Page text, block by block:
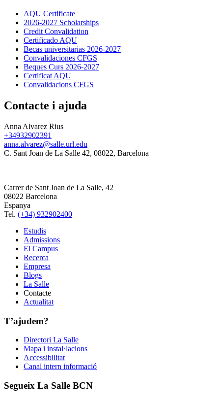
AQU Certificate
2026-2027 Scholarships
Credit Convalidation
Certificado AQU
Becas universitarias 2026-2027
Convalidaciones CFGS
Beques Curs 2026-2027
Certificat AQU
Convalidacions CFGS
Contacte i ajuda
Anna Alvarez Rius
+34932902391
anna.alvarez@salle.url.edu
C. Sant Joan de La Salle 42, 08022, Barcelona
Carrer de Sant Joan de La Salle, 42
08022 Barcelona
Espanya
Tel. (+34) 932902400
Estudis
Admissions
El Campus
Recerca
Empresa
Blogs
La Salle
Contacte
Actualitat
T’ajudem?
Directori La Salle
Mapa i instal·lacions
Accessibilitat
Canal intern informació
Segueix La Salle BCN